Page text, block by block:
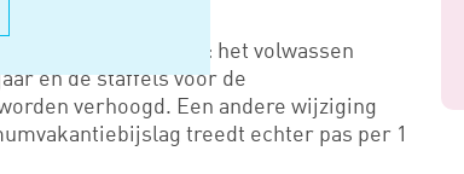
aangepast: het volwassen
en de staffels voor de
verhoogd. Een andere wijziging
treedt echter pas per 1